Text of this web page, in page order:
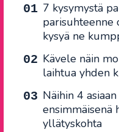
7 kysymystä
parisuhteenne
kysyä ne
Kävele näin
laihtua yhden
Näihin 4
ensimmäisenä
yllätyskohta